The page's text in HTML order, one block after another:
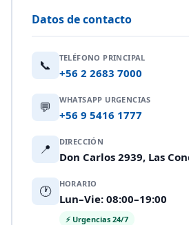
Datos de contacto
📞 TELÉFONO PRINCIPAL
+56 2 2683 7000
💬 WHATSAPP URGENCIAS
+56 9 5416 1777
📍 DIRECCIÓN
Don Carlos 2939, Las
🕐 HORARIO
Lun–Vie: 08:00–19:00
⚡ Urgencias 24/7